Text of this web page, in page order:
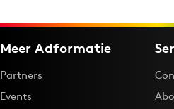
Meer Adformatie
Partners
Events